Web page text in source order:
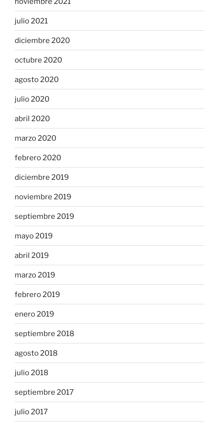
julio 2021
diciembre 2020
octubre 2020
agosto 2020
julio 2020
abril 2020
marzo 2020
febrero 2020
diciembre 2019
noviembre 2019
septiembre 2019
mayo 2019
abril 2019
marzo 2019
febrero 2019
enero 2019
septiembre 2018
agosto 2018
julio 2018
septiembre 2017
julio 2017